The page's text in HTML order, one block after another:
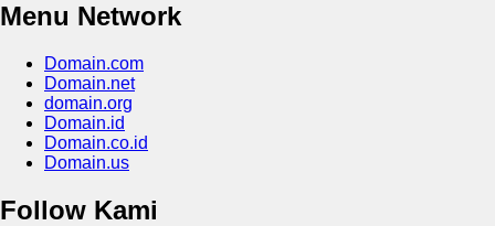
Menu Network
Domain.com
Domain.net
domain.org
Domain.id
Domain.co.id
Domain.us
Follow Kami